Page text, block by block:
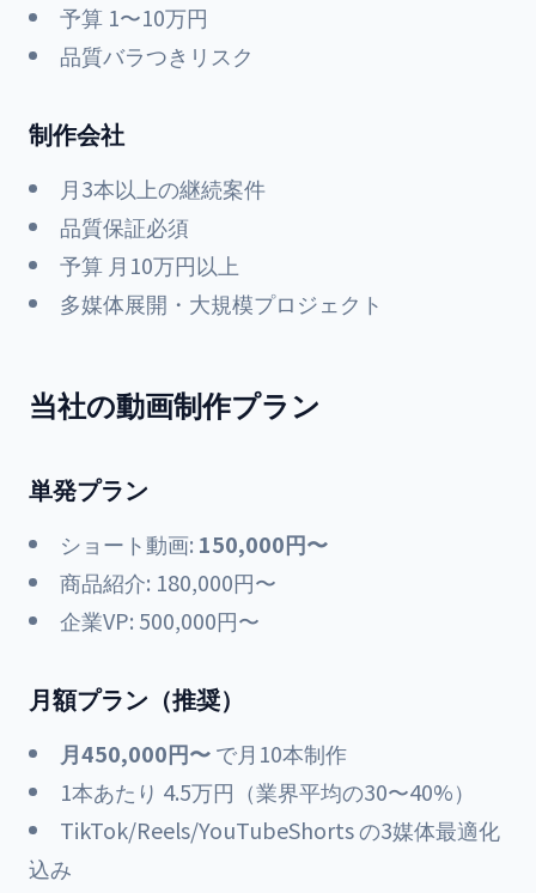
予算 1〜10万円
品質バラつきリスク
制作会社
月3本以上の継続案件
品質保証必須
予算 月10万円以上
多媒体展開・大規模プロジェクト
当社の動画制作プラン
単発プラン
ショート動画: 150,000円〜
商品紹介: 180,000円〜
企業VP: 500,000円〜
月額プラン（推奨）
月450,000円〜で月10本制作
1本あたり 4.5万円（業界平均の30〜40%）
TikTok/Reels/YouTubeShorts の3媒体最適化
込み